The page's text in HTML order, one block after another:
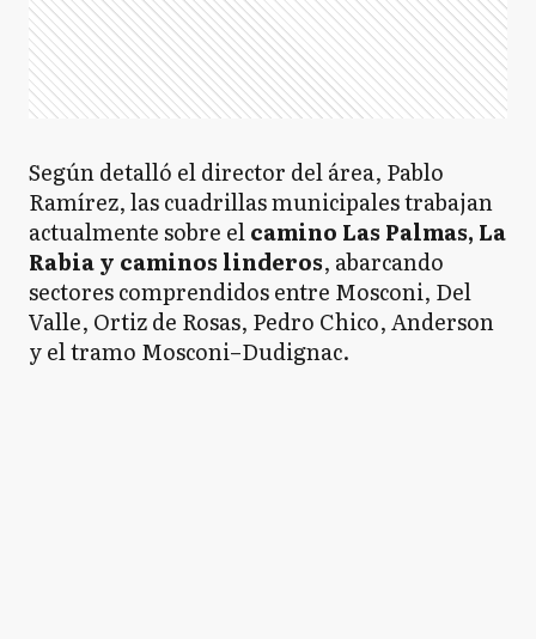
Según detalló el director del área, Pablo
Ramírez, las cuadrillas municipales trabajan
actualmente sobre elcamino Las Palmas, La
Rabia y caminos linderos, abarcando
sectores comprendidos entre Mosconi, Del
Valle, Ortiz de Rosas, Pedro Chico, Anderson
y el tramo Mosconi–Dudignac.